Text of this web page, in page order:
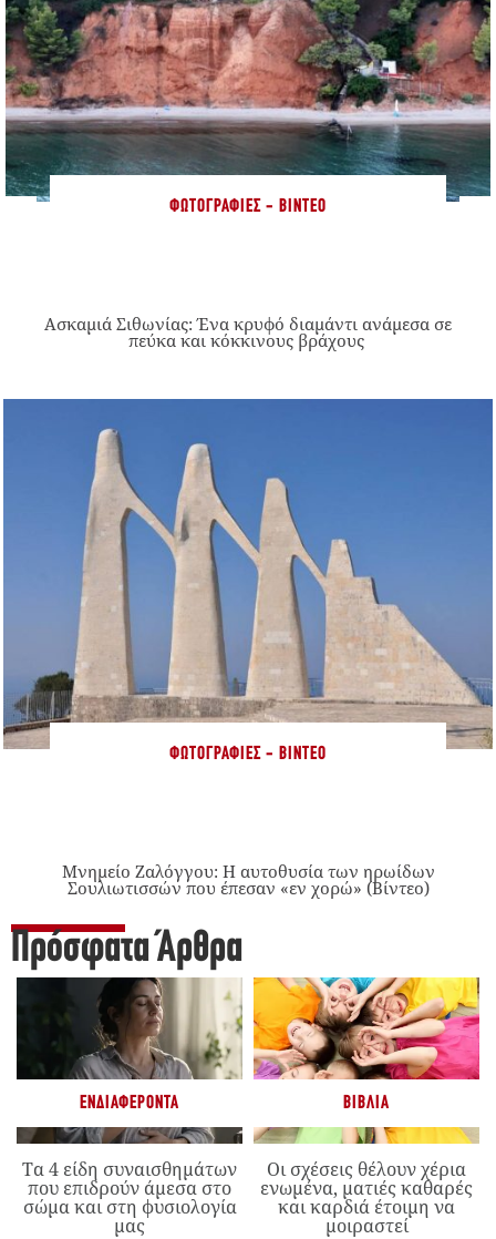
ΦΩΤΟΓΡΑΦΊΕΣ - ΒΊΝΤΕΟ
Ασκαμιά Σιθωνίας: Ένα κρυφό διαμάντι ανάμεσα σε
πεύκα και κόκκινους βράχους
ΦΩΤΟΓΡΑΦΊΕΣ - ΒΊΝΤΕΟ
Μνημείο Ζαλόγγου: Η αυτοθυσία των ηρωίδων
Σουλιωτισσών που έπεσαν «εν χορώ» (Βίντεο)
Πρόσφατα Άρθρα
ΕΝΔΙΑΦΈΡΟΝΤΑ
Τα 4 είδη συναισθημάτων
που επιδρούν άμεσα στο
σώμα και στη φυσιολογία
μας
ΒΙΒΛΊΑ
Οι σχέσεις θέλουν χέρια
ενωμένα, ματιές καθαρές
και καρδιά έτοιμη να
μοιραστεί